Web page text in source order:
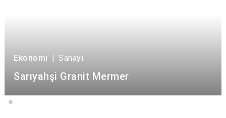
Ekonomi | Sanayi
Sarıyahşi Granit Mermer